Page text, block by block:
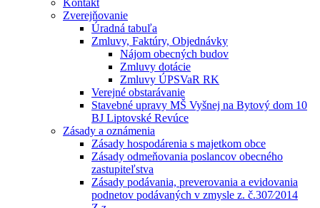
Kontakt
Zverejňovanie
Úradná tabuľa
Zmluvy, Faktúry, Objednávky
Nájom obecných budov
Zmluvy dotácie
Zmluvy ÚPSVaR RK
Verejné obstarávanie
Stavebné upravy MŠ Vyšnej na Bytový dom 10
BJ Liptovské Revúce
Zásady a oznámenia
Zásady hospodárenia s majetkom obce
Zásady odmeňovania poslancov obecného
zastupiteľstva
Zásady podávania, preverovania a evidovania
podnetov podávaných v zmysle z. č.307⁄2014